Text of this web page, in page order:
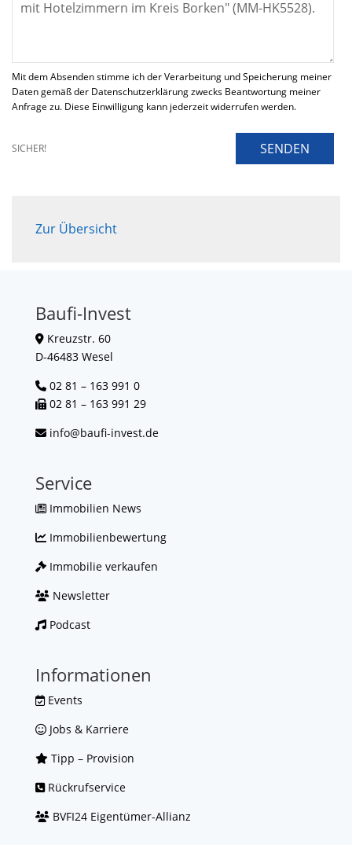
Mit dem Absenden stimme ich der Verarbeitung und Speicherung meiner
Daten gemäß der Datenschutzerklärung zwecks Beantwortung meiner
Anfrage zu. Diese Einwilligung kann jederzeit widerrufen werden.
SICHER! SENDEN
Zur Übersicht
Baufi-Invest
Kreuzstr. 60
D-46483 Wesel
02 81 – 163 991 0
02 81 – 163 991 29
info@baufi-invest.de
Service
Immobilien News
Immobilienbewertung
Immobilie verkaufen
Newsletter
Podcast
Informationen
Events
Jobs & Karriere
Tipp – Provision
Rückrufservice
BVFI24 Eigentümer-Allianz